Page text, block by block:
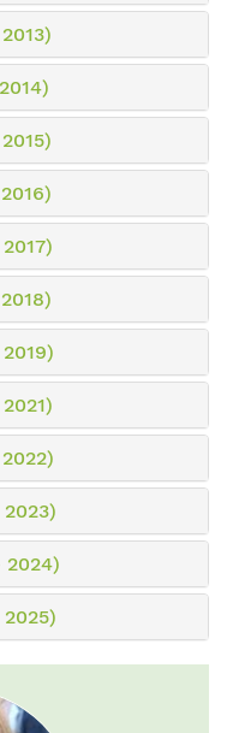
2024)